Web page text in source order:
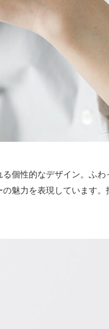
個性的なデザイン。ふわ
魅力を表現しています。